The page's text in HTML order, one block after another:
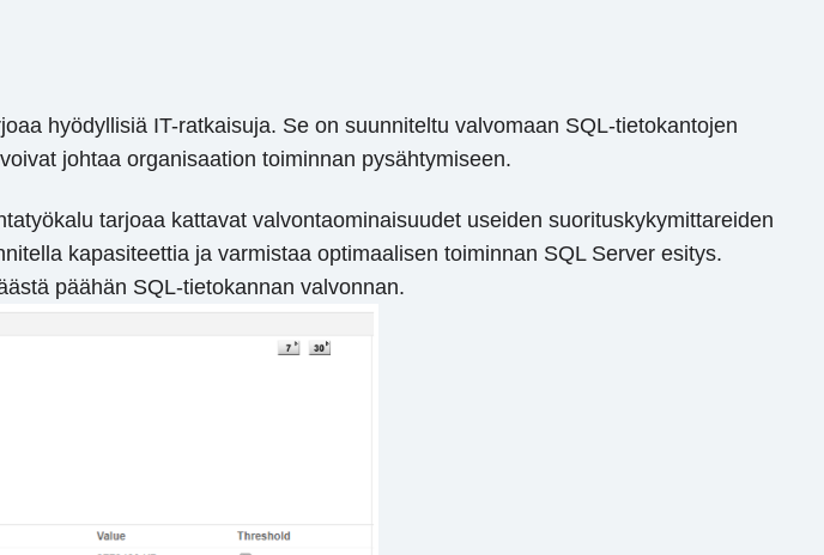
hyödyllisiä IT-ratkaisuja. Se on suunniteltu valvomaan SQL-tietokantojen
johtaa organisaation toiminnan pysähtymiseen.
tarjoaa kattavat valvontaominaisuudet useiden suorituskykymittareiden
kapasiteettia ja varmistaa optimaalisen toiminnan SQL Server esitys.
päähän SQL-tietokannan valvonnan.